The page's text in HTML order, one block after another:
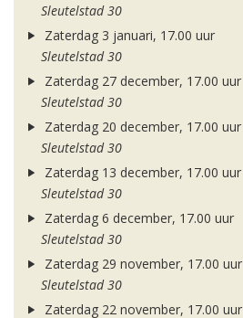
Sleutelstad 30
Zaterdag 3 januari, 17.00 uur
Sleutelstad 30
Zaterdag 27 december, 17.00 uur
Sleutelstad 30
Zaterdag 20 december, 17.00 uur
Sleutelstad 30
Zaterdag 13 december, 17.00 uur
Sleutelstad 30
Zaterdag 6 december, 17.00 uur
Sleutelstad 30
Zaterdag 29 november, 17.00 uur
Sleutelstad 30
Zaterdag 22 november, 17.00 uur